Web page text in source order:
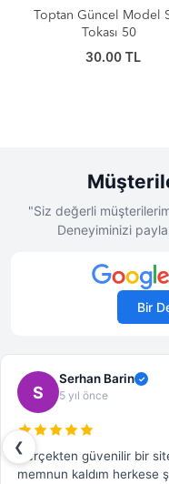
Toptan Güncel Model
Tokası 50
30.00 TL